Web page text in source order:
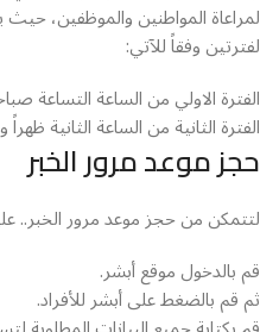
لمراعاة المواطنين والموظفين،
لفترتين وفقاً للآتي:
الفترة الاولي من الساعة التساعة
الفترة الثانية من الساعة الثانية
حجز موعد مرور الخبر
لتتمكن من حجز موعد مرور الخبر..
قم بالدخول موقع أبشر.
ثم قم بالضغط على أبشر للأفراد.